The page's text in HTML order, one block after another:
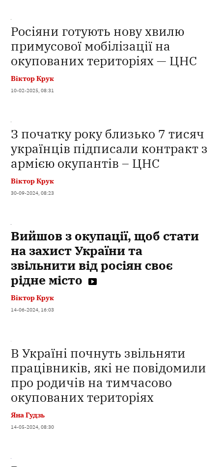
Росіяни готують нову хвилю
примусової мобілізації на
окупованих територіях — ЦНС
Віктор Крук
10-02-2025, 08:31
З початку року близько 7 тисяч
українців підписали контракт з
армією окупантів – ЦНС
Віктор Крук
30-09-2024, 08:23
Вийшов з окупації, щоб стати
на захист України та
звільнити від росіян своє
рідне місто
Віктор Крук
14-06-2024, 16:03
В Україні почнуть звільняти
працівників, які не повідомили
про родичів на тимчасово
окупованих територіях
Яна Гудзь
14-05-2024, 08:30